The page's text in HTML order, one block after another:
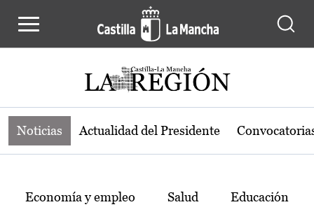
Noticias de la región de Castilla-La
Noticias Actualidad del Presidente
Temas
Economía y empleo Salud Educación